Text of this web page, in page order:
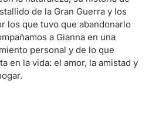
de la Gran Guerra y los
los que tuvo que abandonarlo
a Gianna en una
personal y de lo que
en la vida: el amor, la amistad y